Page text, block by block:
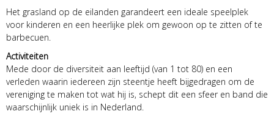
Het grasland op de eilanden garandeert een ideale speelplek
voor kinderen en een heerlijke plek om gewoon op te zitten of te
barbecuen.
Activiteiten
Mede door de diversiteit aan leeftijd (van 1 tot 80) en een
verleden waarin iedereen zijn steentje heeft bijgedragen om de
vereniging te maken tot wat hij is, schept dit een sfeer en band die
waarschijnlijk uniek is in Nederland.